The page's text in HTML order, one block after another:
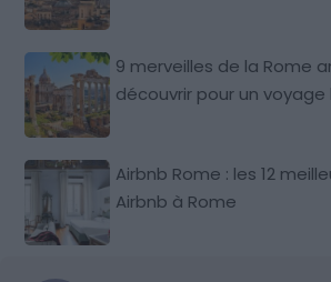
9 merveilles de la Rome
découvrir pour un
Airbnb Rome : les 12
Airbnb à Rome